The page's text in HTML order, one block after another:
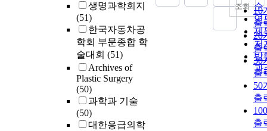
생명과학회지
(51)
한국자동차공
학회 부문종합 학
술대회 (51)
Archives of
Plastic Surgery
(50)
과학과 기술
(50)
대한응급의학
순
연
제
저
발
관
10
출
20
출
30
출
50
출
출
조회